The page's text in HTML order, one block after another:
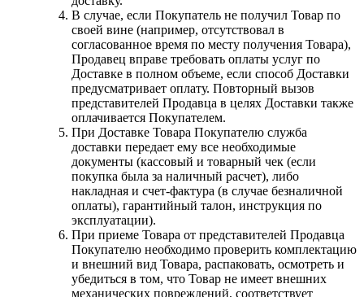
В случае, если Покупатель не получил Товар по
своей вине (например, отсутствовал в
согласованное время по месту получения Товара),
Продавец вправе требовать оплаты услуг по
Доставке в полном объеме, если способ Доставки
предусматривает оплату. Повторный вызов
представителей Продавца в целях Доставки также
оплачивается Покупателем.
При Доставке Товара Покупателю служба
доставки передает ему все необходимые
документы (кассовый и товарный чек (если
покупка была за наличный расчет), либо
накладная и счет-фактура (в случае безналичной
оплаты), гарантийный талон, инструкция по
эксплуатации).
При приеме Товара от представителей Продавца
Покупателю необходимо проверить комплектацию
и внешний вид Товара, распаковать, осмотреть и
убедиться в том, что Товар не имеет внешних
механических повреждений, соответствует